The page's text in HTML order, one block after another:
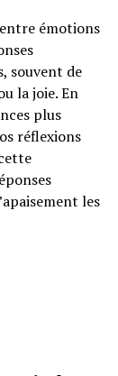
émotions
souvent de
la joie. En
plus
réflexions
les